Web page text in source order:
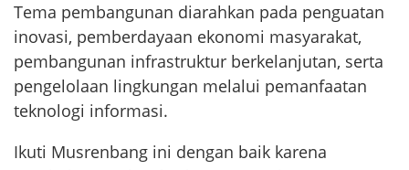
Tema pembangunan diarahkan pada penguatan
inovasi, pemberdayaan ekonomi masyarakat,
pembangunan infrastruktur berkelanjutan, serta
pengelolaan lingkungan melalui pemanfaatan
teknologi informasi.
Ikuti Musrenbang ini dengan baik karena